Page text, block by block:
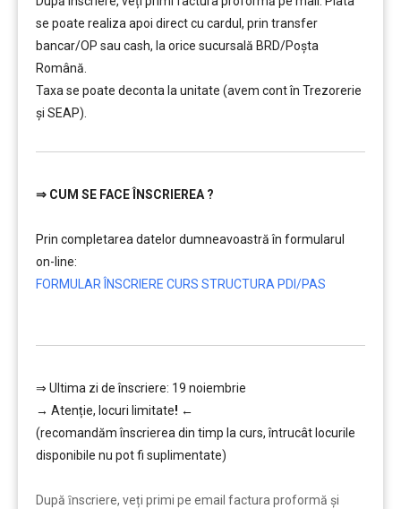
se poate realiza apoi direct cu cardul, prin transfer
bancar/OP sau cash, la orice sucursală BRD/Poșta
Română.
Taxa se poate deconta la unitate (avem cont în Trezorerie
și SEAP).
⇒ CUM SE FACE ÎNSCRIEREA ?
Prin completarea datelor dumneavoastră în formularul
on-line:
FORMULAR ÎNSCRIERE CURS STRUCTURA PDI/PAS
⇒ Ultima zi de înscriere: 19 noiembrie
→ Atenție, locuri limitate! ←
(recomandăm înscrierea din timp la curs, întrucât locurile
disponibile nu pot fi suplimentate)
După ȋnscriere, veți primi pe email factura proformă și